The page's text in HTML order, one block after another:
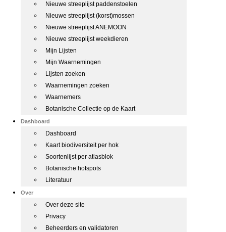
Nieuwe streeplijst paddenstoelen
Nieuwe streeplijst (korst)mossen
Nieuwe streeplijst ANEMOON
Nieuwe streeplijst weekdieren
Mijn Lijsten
Mijn Waarnemingen
Lijsten zoeken
Waarnemingen zoeken
Waarnemers
Botanische Collectie op de Kaart
Dashboard
Dashboard
Kaart biodiversiteit per hok
Soortenlijst per atlasblok
Botanische hotspots
Literatuur
Over
Over deze site
Privacy
Beheerders en validatoren